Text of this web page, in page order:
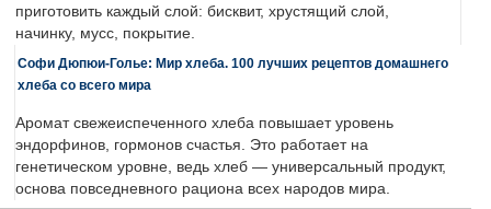
приготовить каждый слой: бисквит, хрустящий слой,
начинку, мусс, покрытие.
Софи Дюпюи-Голье: Мир хлеба. 100 лучших рецептов домашнего
хлеба со всего мира
Аромат свежеиспеченного хлеба повышает уровень
эндорфинов, гормонов счастья. Это работает на
генетическом уровне, ведь хлеб — универсальный продукт,
основа повседневного рациона всех народов мира.